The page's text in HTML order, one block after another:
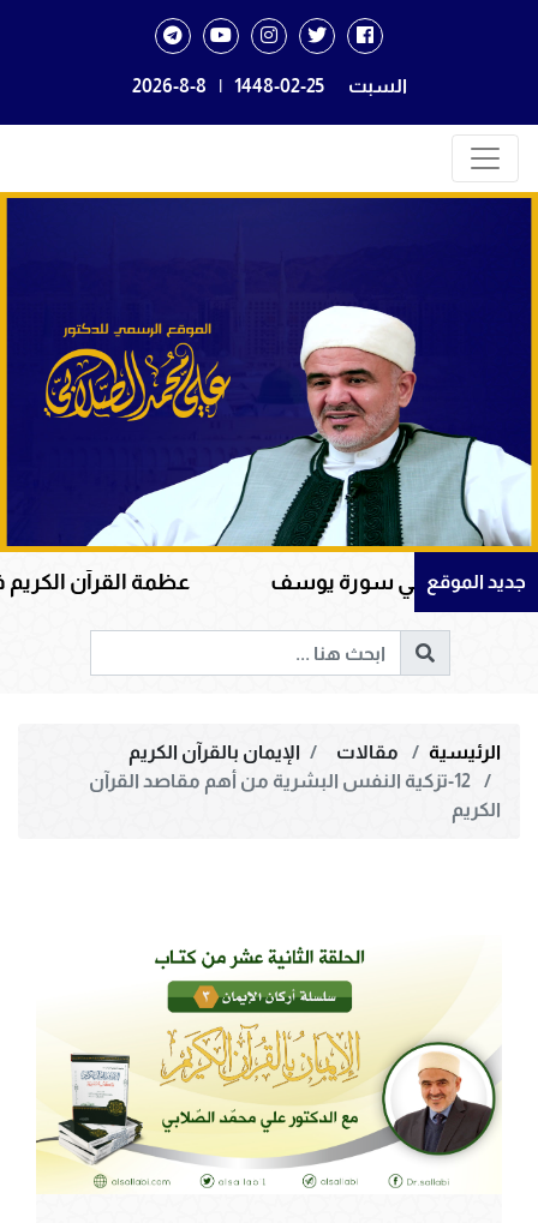
السبت 1448-02-25
|
2026-8-8
جديد الموقع
في سورة يوسف عظمة القرآن الكريم في هداية
الرئيسية مقالات
الإيمان بالقرآن الكريم
12-تزكية النفس البشرية من أهم مقاصد القرآن
الكريم